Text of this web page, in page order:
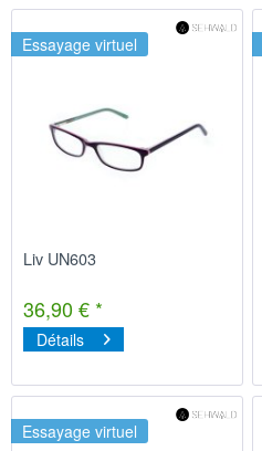
Essayage virtuel
Liv UN603
36,90 € *
Détails
Essayage virtuel